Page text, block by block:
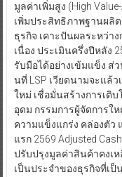
มูลค่าเพิ่มสูง (High
เพิ่มประสิทธิภาพฐานผลิ
ธุรกิจ เคาะปันผลระหว่า
เนื่อง ประเมินครึ่งปีหลัง
รับมือได้อย่างเข้มแข็ง ส่
นที่ LSP เวียดนามจะแล้
ใหม่ เชื่อมั่นสร้างการเติ
อุดม กรรมการผู้จัดการใ
ความแข็งแกร่ง คล่องตัว
แรก 2569 Adjusted
ปรับปรุงมูลค่าสินค้าคงเ
เป็นประจำของธุรกิจที่เป็